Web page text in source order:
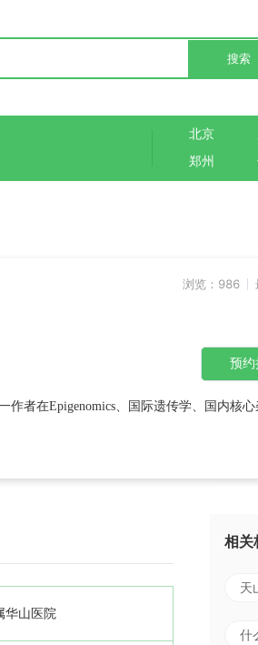
搜索
北京
郑州
浏览：986
者在Epigenomics、国际遗传学、国内核心
预约
华山医院
相关
天
什